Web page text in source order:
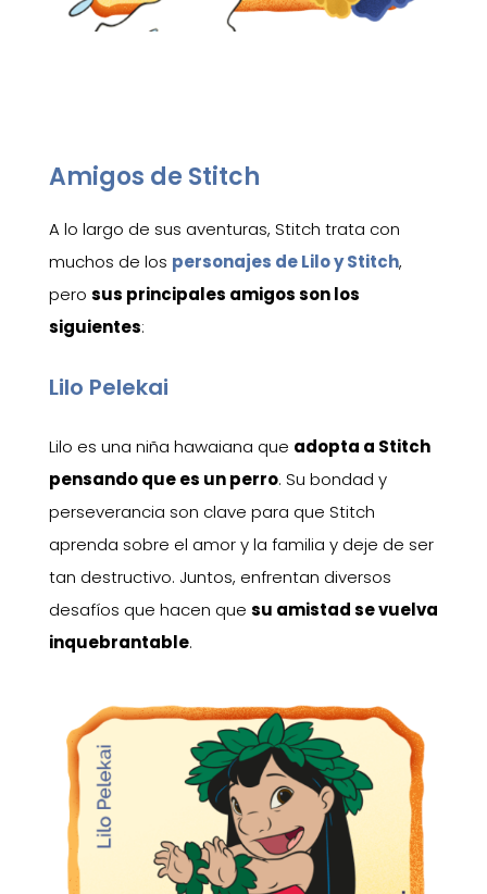
Amigos de Stitch
A lo largo de sus aventuras, Stitch trata con
muchos de los personajes de Lilo y Stitch,
pero sus principales amigos son los
siguientes:
Lilo Pelekai
Lilo es una niña hawaiana que adopta a Stitch
pensando que es un perro. Su bondad y
perseverancia son clave para que Stitch
aprenda sobre el amor y la familia y deje de ser
tan destructivo. Juntos, enfrentan diversos
desafíos que hacen que su amistad se vuelva
inquebrantable.